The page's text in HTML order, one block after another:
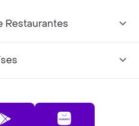
Restaurantes